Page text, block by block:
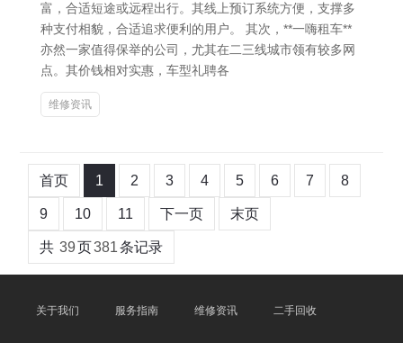
富，合适短途或远程出行。其线上预订系统方便，支撑多
种支付相貌，合适追求便利的用户。 其次，**一嗨租车**
亦然一家值得保举的公司，尤其在二三线城市领有较多网
点。其价钱相对实惠，车型礼聘各
维修资讯
首页 1 2 3 4 5 6 7 8
9 10 11 下一页 末页
共 39页381条记录
关于我们 服务指南 维修资讯 二手回收